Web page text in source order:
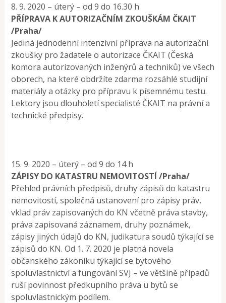
8. 9. 2020 – úterý – od 9 do 16.30 h
PŘÍPRAVA K AUTORIZAČNÍM ZKOUŠKÁM ČKAIT
/Praha/
Jediná jednodenní intenzivní příprava na autorizační
zkoušky pro žadatele o autorizace ČKAIT (Česká
komora autorizovaných inženýrů a techniků) ve všech
oborech, na které obdržíte zdarma rozsáhlé studijní
materiály a otázky pro přípravu k písemnému testu.
Lektory jsou dlouholetí specialisté ČKAIT na právní a
technické předpisy.
15. 9. 2020 – úterý – od 9 do 14 h
ZÁPISY DO KATASTRU NEMOVITOSTÍ /Praha/
Přehled právních předpisů, druhy zápisů do katastru
nemovitostí, společná ustanovení pro zápisy práv,
vklad práv zapisovaných do KN včetně práva stavby,
práva zapisovaná záznamem, druhy poznámek,
zápisy jiných údajů do KN, judikatura soudů týkající se
zápisů do KN. Od 1. 7. 2020 je platná novela
občanského zákoníku týkající se bytového
spoluvlastnictví a fungování SVJ – ve většině případů
ruší povinnost předkupního práva u bytů se
spoluvlastnickým podílem.